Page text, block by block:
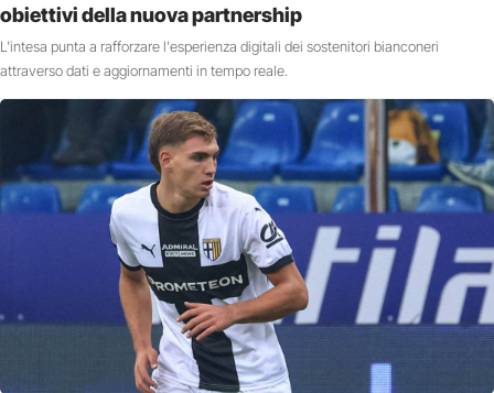
obiettivi della nuova partnership
L'intesa punta a rafforzare l'esperienza digitali dei sostenitori bianconeri
attraverso dati e aggiornamenti in tempo reale.